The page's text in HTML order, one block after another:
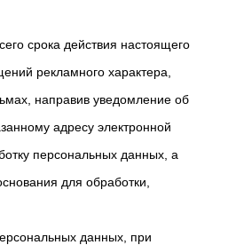
срока действия настоящего
рекламного характера,
направив уведомление об
адресу электронной
персональных данных, а
для обработки,
данных, при